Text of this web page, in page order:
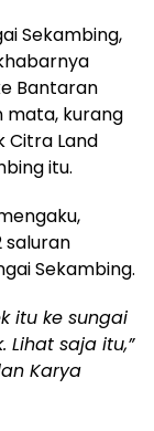
Sekambing,
Bantaran
mata, kurang
Citra Land
itu.
saluran
Sekambing.
itu ke sungai
Lihat saja itu,”
Karya